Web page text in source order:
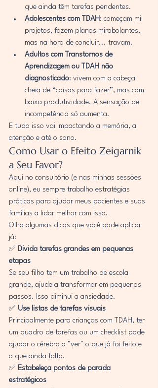
que ainda têm tarefas pendentes.
Adolescentes com TDAH: começam mil
projetos, fazem planos mirabolantes,
mas na hora de concluir... travam.
Adultos com Transtornos de
Aprendizagem ou TDAH não
diagnosticado: vivem com a cabeça
cheia de “coisas para fazer”, mas com
baixa produtividade. A sensação de
incompetência só aumenta.
E tudo isso vai impactando a memória, a
atenção e até o sono.
Como Usar o Efeito Zeigarnik
a Seu Favor?
Aqui no consultório (e nas minhas sessões
online), eu sempre trabalho estratégias
práticas para ajudar meus pacientes e suas
famílias a lidar melhor com isso.
Olha algumas dicas que você pode aplicar
já:
✅ Divida tarefas grandes em pequenas
etapas
Se seu filho tem um trabalho de escola
grande, ajude a transformar em pequenos
passos. Isso diminui a ansiedade.
✅ Use listas de tarefas visuais
Principalmente para crianças com TDAH, ter
um quadro de tarefas ou um checklist pode
ajudar o cérebro a "ver" o que já foi feito e
o que ainda falta.
✅ Estabeleça pontos de parada
estratégicos